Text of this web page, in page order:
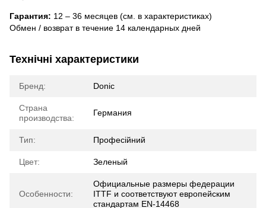
Гарантия: 12 – 36 месяцев (см. в характеристиках)
Обмен / возврат в течение 14 календарных дней
Технічні характеристики
Бренд: Donic
Страна
производства:
Германия
Тип: Професійний
Цвет: Зеленый
Особенности:
Официальные размеры федерации
ITTF и соответствуют европейским
стандартам EN-14468